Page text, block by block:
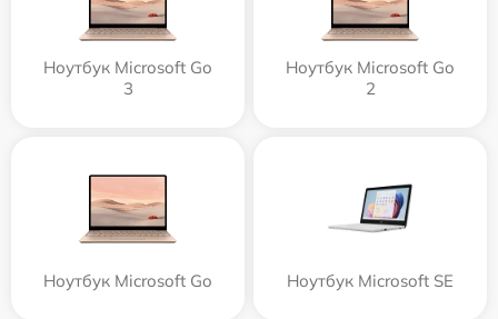
Ноутбук Microsoft Go
3
Ноутбук Microsoft Go
2
Ноутбук Microsoft Go Ноутбук Microsoft SE